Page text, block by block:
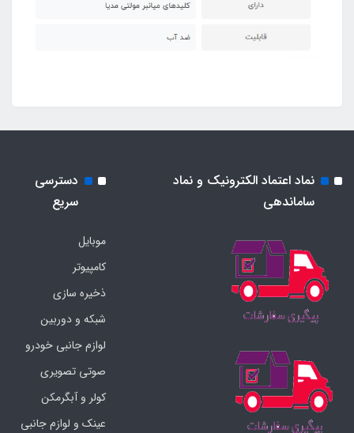
نماد اعتماد الکترونیک و نماد
ساماندهی
دسترسی
سریع
موبایل
کامپیوتر
ذخیره سازی
شبکه و دوربین
لوازم جانبی خودرو
صوتی تصویری
کولر و آبگرمکن
عینک و لوازم جانبی